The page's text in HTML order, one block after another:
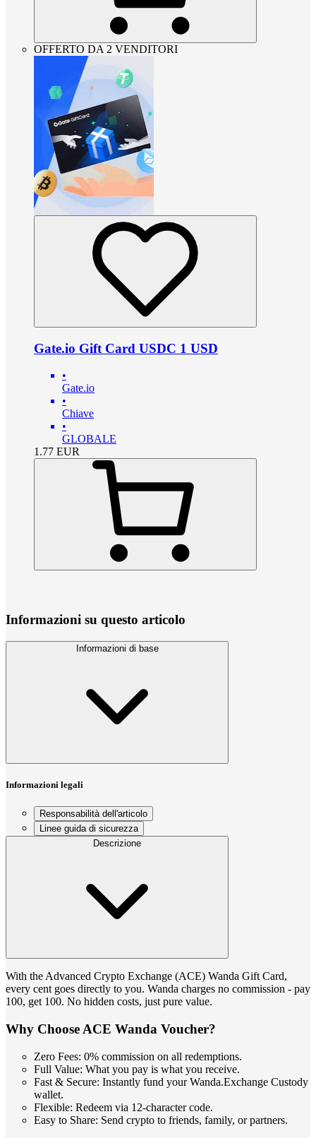
OFFERTO DA 2 VENDITORI
Gate.io Gift Card USDC 1 USD
•
Gate.io
•
Chiave
•
GLOBALE
1.77 EUR
Informazioni su questo articolo
Informazioni di base
Informazioni legali
Responsabilità dell'articolo
Linee guida di sicurezza
Descrizione
With the Advanced Crypto Exchange (ACE) Wanda Gift Card,
every cent goes directly to you. Wanda charges no commission - pay
100, get 100. No hidden costs, just pure value.
Why Choose ACE Wanda Voucher?
Zero Fees: 0% commission on all redemptions.
Full Value: What you pay is what you receive.
Fast & Secure: Instantly fund your Wanda.Exchange Custody
wallet.
Flexible: Redeem via 12-character code.
Easy to Share: Send crypto to friends, family, or partners.